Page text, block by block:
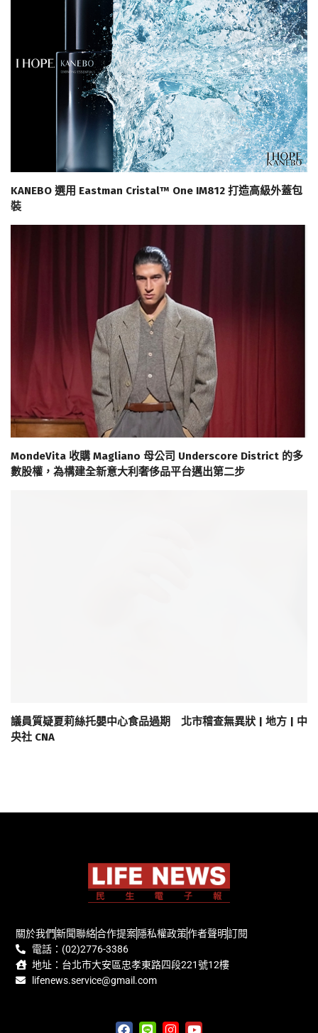
KANEBO 選用 Eastman Cristal™ One IM812 打造高級外蓋包
裝
MondeVita 收購 Magliano 母公司 Underscore District 的多
數股權，為構建全新意大利奢侈品平台邁出第二步
議員質疑夏莉絲托嬰中心食品過期 北市稽查無異狀 | 地方 | 中
央社 CNA
關於我們新聞聯絡合作提案隱私權政策作者聲明訂閱
電話：(02)2776-3386
地址：台北市大安區忠孝東路四段221號12樓
lifenews.service@gmail.com